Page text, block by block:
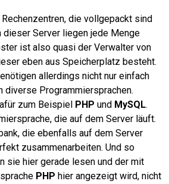
die vollgepackt sind
dieser Server liegen jede Menge
ist also quasi der Verwalter von
eben aus Speicherplatz besteht.
allerdings nicht nur einfach
diverse Programmiersprachen.
zum Beispiel PHP und MySQL.
die auf dem Server läuft.
die ebenfalls auf dem Server
zusammenarbeiten. Und so
sie hier gerade lesen und der mit
PHP hier angezeigt wird, nicht